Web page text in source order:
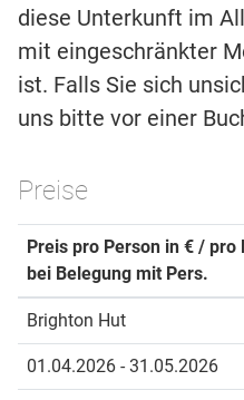
diese Unterkunft im
mit eingeschränkter
ist. Falls Sie sich
uns bitte vor einer
Preise
Preis pro Person in € / pro
bei Belegung mit Pers.
Brighton Hut
01.04.2026 - 31.05.2026